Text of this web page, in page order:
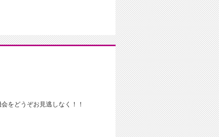
をどうぞお見逃しなく！！